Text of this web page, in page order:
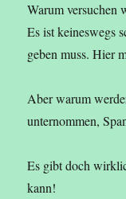
Warum versuchen
Es ist keineswegs
geben muss. Hier
Aber warum
unternommen,
Es gibt doch
kann!